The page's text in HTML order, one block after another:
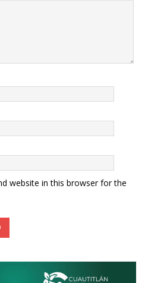
website in this browser for the